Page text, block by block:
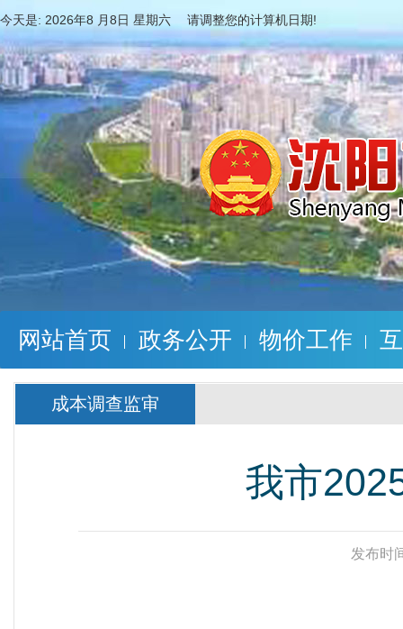
今天是: 2026年8 月8日 星期六 请调整您的计算机日期!
网站首页 政务公开 物价工作
成本调查监审
我市
发布时